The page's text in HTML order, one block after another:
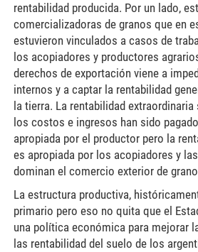
rentabilidad producida. Por un lado,
comercializadoras de granos que en
estuvieron vinculados a casos de
los acopiadores y productores
derechos de exportación viene a
internos y a captar la rentabilidad
la tierra. La rentabilidad
los costos e ingresos han sido
apropiada por el productor pero la
es apropiada por los acopiadores y
dominan el comercio exterior de
La estructura productiva,
primario pero eso no quita que el
una política económica para mejorar
las rentabilidad del suelo de los